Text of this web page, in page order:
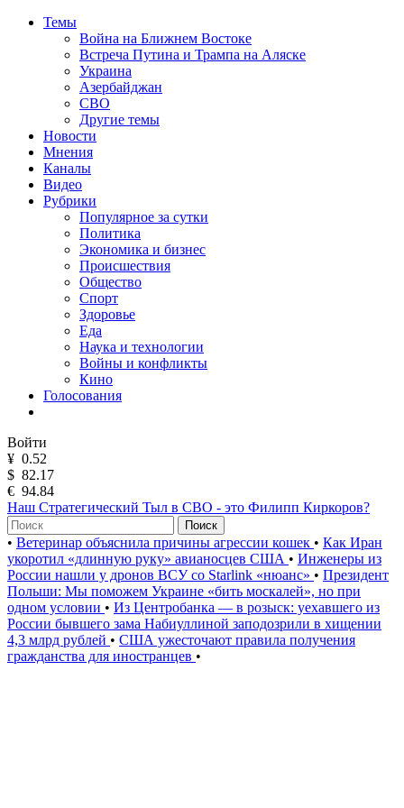
Темы
Война на Ближнем Востоке
Встреча Путина и Трампа на Аляске
Украина
Азербайджан
СВО
Другие темы
Новости
Мнения
Каналы
Видео
Рубрики
Популярное за сутки
Политика
Экономика и бизнес
Происшествия
Общество
Спорт
Здоровье
Еда
Наука и технологии
Войны и конфликты
Кино
Голосования
Войти
¥ 0.52
$ 82.17
€ 94.84
Наш Стратегический Тыл в СВО - это Филипп Киркоров?
Поиск
• Ветеринар объяснила причины агрессии кошек • Как Иран
укоротил «длинную руку» авианосцев США • Инженеры из
России нашли у дронов ВСУ со Starlink «нюанс» • Президент
Польши: Мы поможем Украине «бить москалей», но при
одном условии • Из Центробанка — в розыск: уехавшего из
России бывшего зама Набиуллиной заподозрили в хищении
4,3 млрд рублей • США ужесточают правила получения
гражданства для иностранцев •